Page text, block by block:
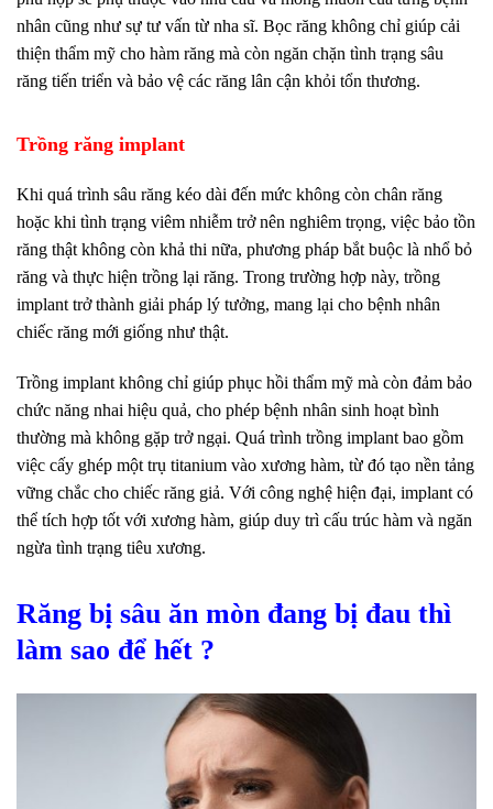
nhân cũng như sự tư vấn từ nha sĩ. Bọc răng không chỉ giúp cải
thiện thẩm mỹ cho hàm răng mà còn ngăn chặn tình trạng sâu
răng tiến triển và bảo vệ các răng lân cận khỏi tổn thương.
Trồng răng implant
Khi quá trình sâu răng kéo dài đến mức không còn chân răng
hoặc khi tình trạng viêm nhiễm trở nên nghiêm trọng, việc bảo tồn
răng thật không còn khả thi nữa, phương pháp bắt buộc là nhổ bỏ
răng và thực hiện trồng lại răng. Trong trường hợp này, trồng
implant trở thành giải pháp lý tưởng, mang lại cho bệnh nhân
chiếc răng mới giống như thật.
Trồng implant không chỉ giúp phục hồi thẩm mỹ mà còn đảm bảo
chức năng nhai hiệu quả, cho phép bệnh nhân sinh hoạt bình
thường mà không gặp trở ngại. Quá trình trồng implant bao gồm
việc cấy ghép một trụ titanium vào xương hàm, từ đó tạo nền tảng
vững chắc cho chiếc răng giả. Với công nghệ hiện đại, implant có
thể tích hợp tốt với xương hàm, giúp duy trì cấu trúc hàm và ngăn
ngừa tình trạng tiêu xương.
Răng bị sâu ăn mòn đang bị đau thì
làm sao để hết ?